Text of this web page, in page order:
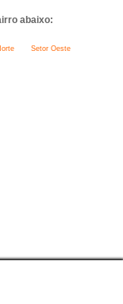
abaixo:
Setor Oeste